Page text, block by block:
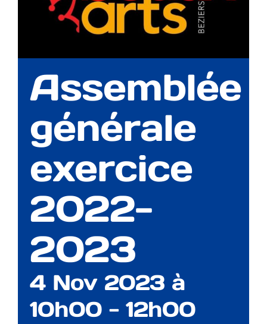
Assemblée
générale
exercice
2022-
2023
4 Nov 2023 à
10h00 - 12h00